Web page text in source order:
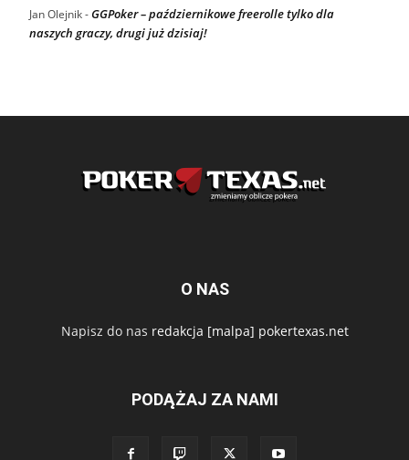
Jan Olejnik-GGPoker – październikowe freerolle tylko dla
naszych graczy, drugi już dzisiaj!
O NAS
Napisz do nas redakcja [malpa] pokertexas.net
PODĄŻAJ ZA NAMI